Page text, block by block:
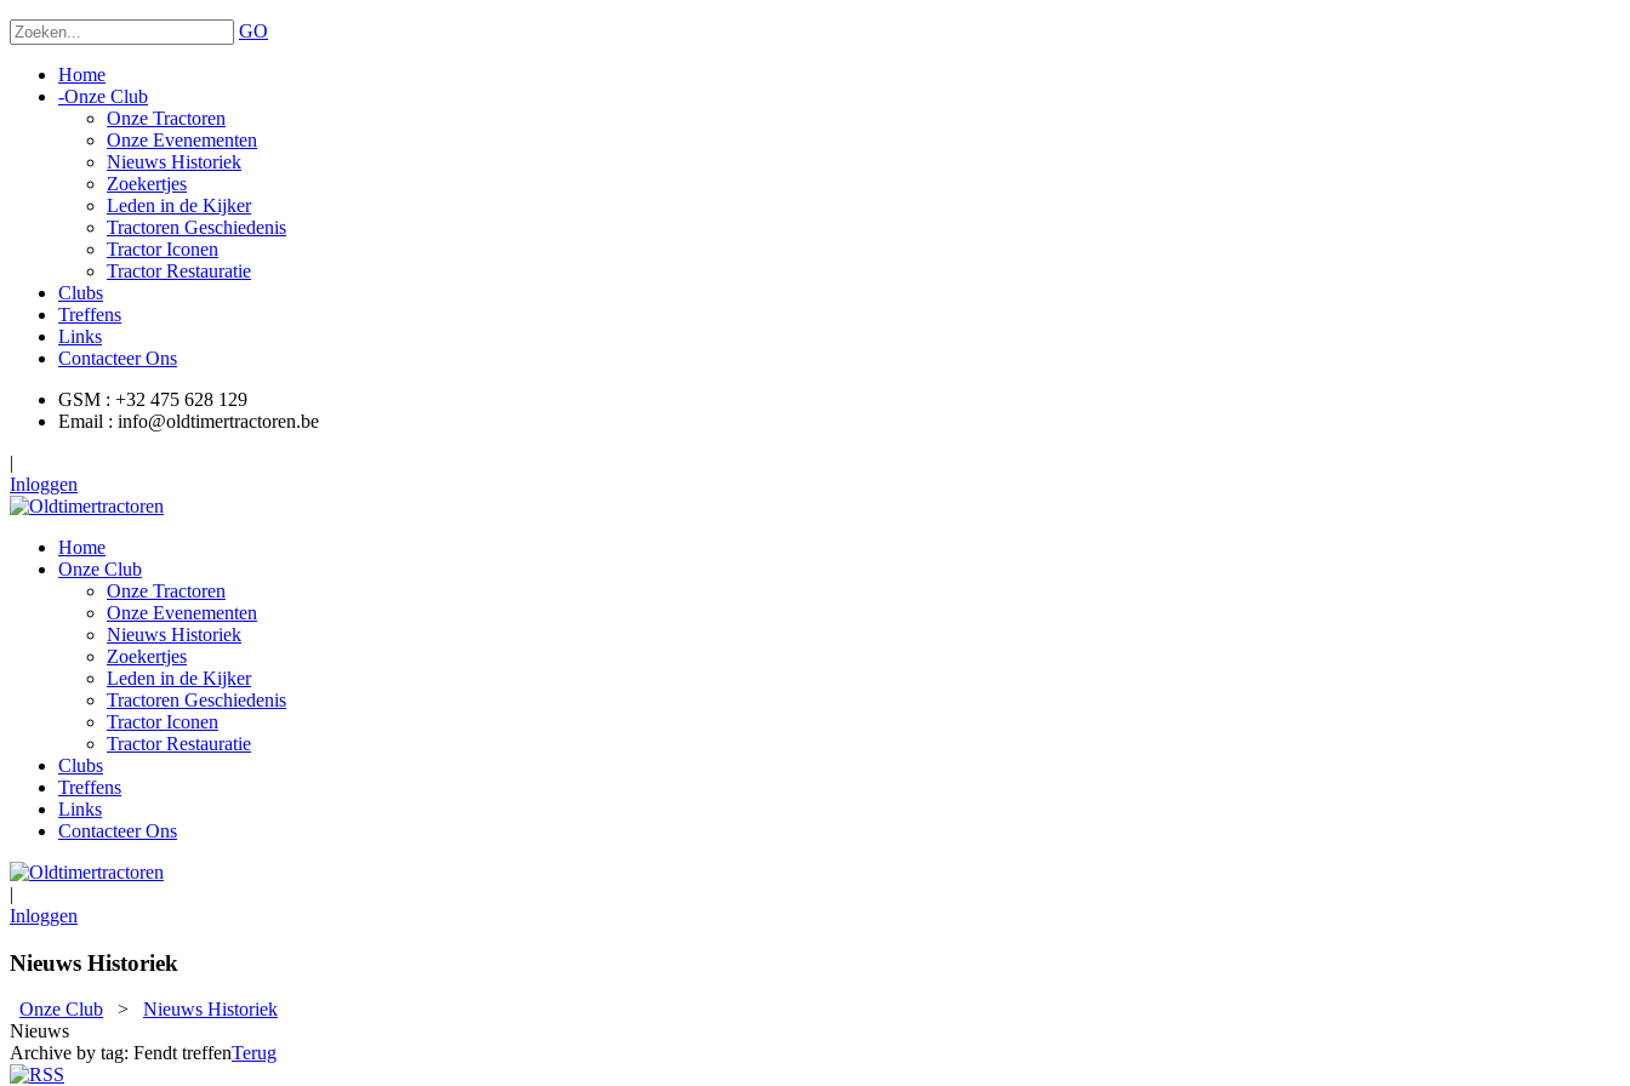
GO
Home
-Onze Club
Onze Tractoren
Onze Evenementen
Nieuws Historiek
Zoekertjes
Leden in de Kijker
Tractoren Geschiedenis
Tractor Iconen
Tractor Restauratie
Clubs
Treffens
Links
Contacteer Ons
GSM : +32 475 628 129
Email : info@oldtimertractoren.be
|
Inloggen
Home
Onze Club
Onze Tractoren
Onze Evenementen
Nieuws Historiek
Zoekertjes
Leden in de Kijker
Tractoren Geschiedenis
Tractor Iconen
Tractor Restauratie
Clubs
Treffens
Links
Contacteer Ons
|
Inloggen
Nieuws Historiek
Onze Club > Nieuws Historiek
Nieuws
Archive by tag: Fendt treffenTerug